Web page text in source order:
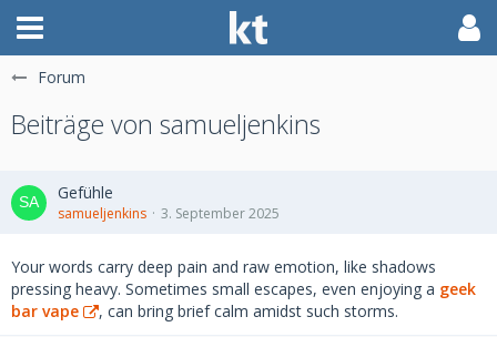
Forum
Beiträge von samueljenkins
Gefühle
samueljenkins 3. September 2025
Your words carry deep pain and raw emotion, like shadows
pressing heavy. Sometimes small escapes, even enjoying a geek
bar vape
, can bring brief calm amidst such storms.